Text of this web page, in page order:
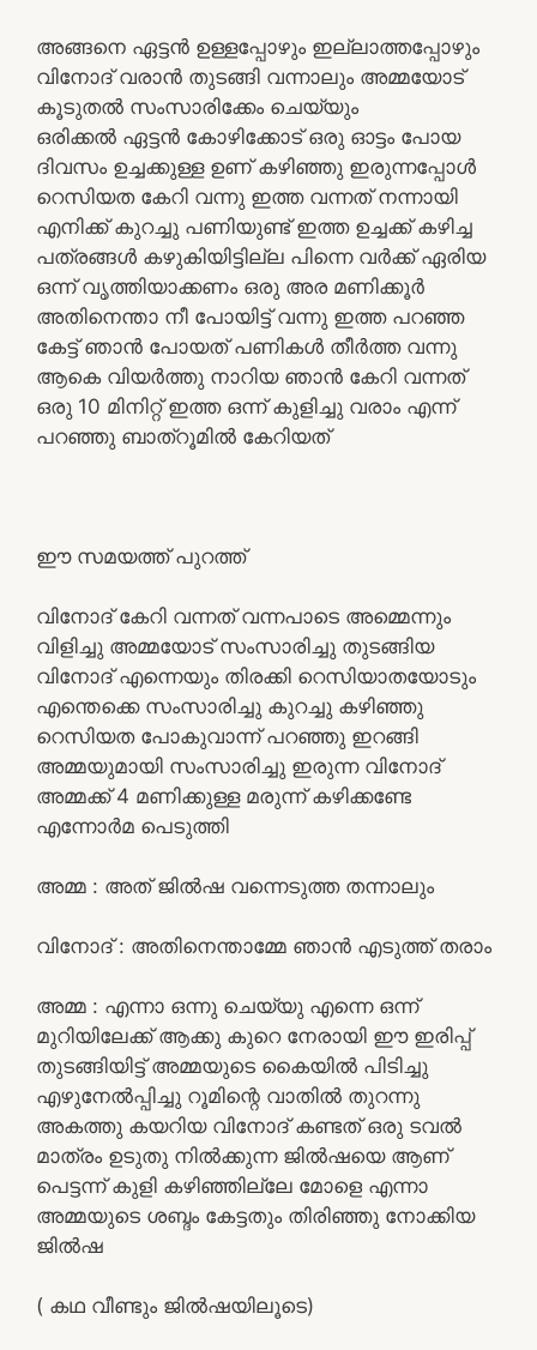
അങ്ങനെ ഏട്ടൻ ഉള്ളപ്പോഴും ഇല്ലാത്തപ്പോഴും
വിനോദ് വരാൻ തുടങ്ങി വന്നാലും അമ്മയോട്
കൂടുതൽ സംസാരിക്കേം ചെയ്യും
ഒരിക്കൽ ഏട്ടൻ കോഴിക്കോട് ഒരു ഓട്ടം പോയ
ദിവസം ഉച്ചക്കുള്ള ഉണ് കഴിഞ്ഞു ഇരുന്നപ്പോൾ
റെസിയത കേറി വന്നു ഇത്ത വന്നത് നന്നായി
എനിക്ക് കുറച്ചു പണിയുണ്ട് ഇത്ത ഉച്ചക്ക് കഴിച്ച
പത്രങ്ങൾ കഴുകിയിട്ടില്ല പിന്നെ വർക്ക്‌ ഏരിയ
ഒന്ന് വൃത്തിയാക്കണം ഒരു അര മണിക്കൂർ
അതിനെന്താ നീ പോയിട്ട് വന്നു ഇത്ത പറഞ്ഞ
കേട്ട് ഞാൻ പോയത് പണികൾ തീർത്ത വന്നു
ആകെ വിയർത്തു നാറിയ ഞാൻ കേറി വന്നത്
ഒരു 10 മിനിറ്റ് ഇത്ത ഒന്ന് കുളിച്ചു വരാം എന്ന്
പറഞ്ഞു ബാത്‌റൂമിൽ കേറിയത്
ഈ സമയത്ത് പുറത്ത്
വിനോദ് കേറി വന്നത് വന്നപാടെ അമ്മെന്നും
വിളിച്ചു അമ്മയോട് സംസാരിച്ചു തുടങ്ങിയ
വിനോദ് എന്നെയും തിരക്കി റെസിയാതയോടും
എന്തെക്കെ സംസാരിച്ചു കുറച്ചു കഴിഞ്ഞു
റെസിയത പോകുവാന്ന് പറഞ്ഞു ഇറങ്ങി
അമ്മയുമായി സംസാരിച്ചു ഇരുന്ന വിനോദ്
അമ്മക്ക് 4 മണിക്കുള്ള മരുന്ന് കഴിക്കണ്ടേ
എന്നോർമ പെടുത്തി
അമ്മ : അത് ജിൽഷ വന്നെടുത്ത തന്നാലും
വിനോദ് : അതിനെന്താമ്മേ ഞാൻ എടുത്ത് തരാം
അമ്മ : എന്നാ ഒന്നു ചെയ്യു എന്നെ ഒന്ന്
മുറിയിലേക്ക് ആക്കു കുറെ നേരായി ഈ ഇരിപ്പ്
തുടങ്ങിയിട്ട് അമ്മയുടെ കൈയിൽ പിടിച്ചു
എഴുനേൽപ്പിച്ചു റൂമിന്റെ വാതിൽ തുറന്നു
അകത്തു കയറിയ വിനോദ് കണ്ടത് ഒരു ടവൽ
മാത്രം ഉടുതു നിൽക്കുന്ന ജിൽഷയെ ആണ്
പെട്ടന്ന് കുളി കഴിഞ്ഞില്ലേ മോളെ എന്നാ
അമ്മയുടെ ശബ്ദം കേട്ടതും തിരിഞ്ഞു നോക്കിയ
ജിൽഷ
( കഥ വീണ്ടും ജിൽഷയിലൂടെ)